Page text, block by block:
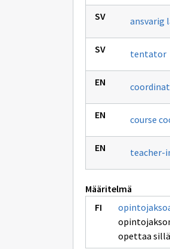
ansvarig
tentator
course
teacher-
Määritelmä
opettaa